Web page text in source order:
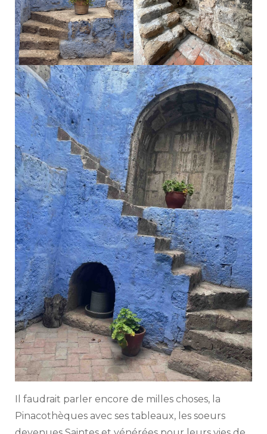
Il faudrait parler encore de milles choses, la
Pinacothèques avec ses tableaux, les soeurs